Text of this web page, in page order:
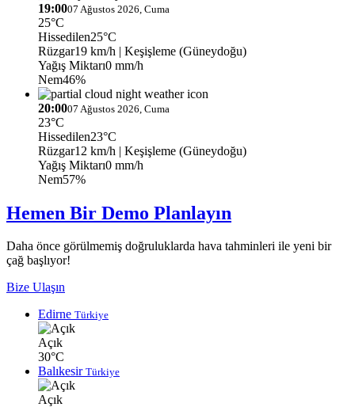
19:0007 Ağustos 2026, Cuma
25°C
Hissedilen25°C
Rüzgar19 km/h | Keşişleme (Güneydoğu)
Yağış Miktarı0 mm/h
Nem46%
20:0007 Ağustos 2026, Cuma
23°C
Hissedilen23°C
Rüzgar12 km/h | Keşişleme (Güneydoğu)
Yağış Miktarı0 mm/h
Nem57%
Hemen Bir Demo Planlayın
Daha önce görülmemiş doğruluklarda hava tahminleri ile yeni bir
çağ başlıyor!
Bize Ulaşın
Edirne Türkiye
Açık
30°C
Balıkesir Türkiye
Açık